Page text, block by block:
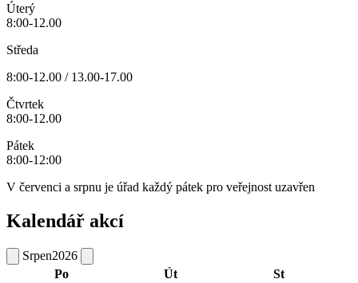
Úterý
8:00-12.00
Středa
8:00-12.00 / 13.00-17.00
Čtvrtek
8:00-12.00
Pátek
8:00-12:00
V červenci a srpnu je úřad každý pátek pro veřejnost uzavřen
Kalendář akcí
Srpen2026
Po
Út
St